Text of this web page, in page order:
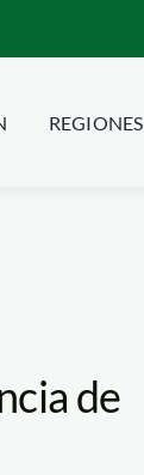
REGIONES
de